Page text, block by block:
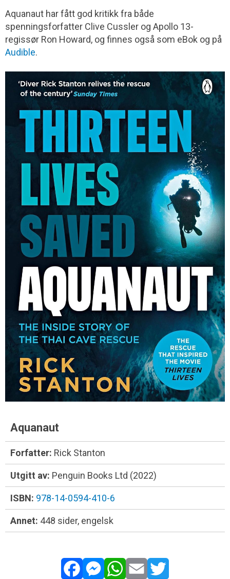
Aquanaut har fått god kritikk fra både
spenningsforfatter Clive Cussler og Apollo 13-
regissør Ron Howard, og finnes også som eBok og på
Audible.
Aquanaut
Forfatter: Rick Stanton
Utgitt av: Penguin Books Ltd (2022)
ISBN: 978-14-0594-410-6
Annet: 448 sider, engelsk